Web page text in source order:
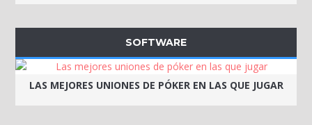
SOFTWARE
LAS MEJORES UNIONES DE PÓKER EN LAS QUE JUGAR